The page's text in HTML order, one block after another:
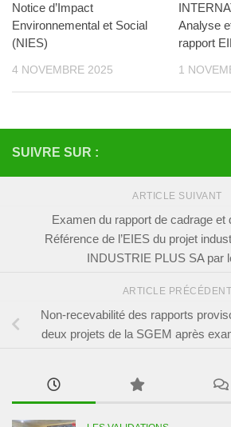
Notice d’Impact
Environnemental et Social
(NIES)
4 NOVEMBRE 2025
Analyse
rapport
1
SUIVRE SUR :
ARTICLE SUIVANT
Examen du rapport de cadrage et
Référence de l’EIES du projet
INDUSTRIE PLUS SA par
ARTICLE PRÉCÉDENT
Non‑recevabilité des rapports
deux projets de la SGEM après